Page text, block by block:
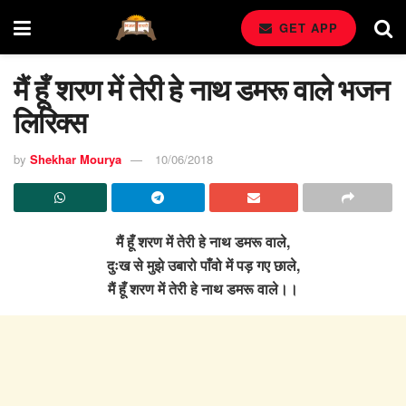
GET APP
मैं हूँ शरण में तेरी हे नाथ डमरू वाले भजन
लिरिक्स
by Shekhar Mourya 10/06/2018
मैं हूँ शरण में तेरी हे नाथ डमरू वाले,
दुःख से मुझे उबारो पाँवो में पड़ गए छाले,
मैं हूँ शरण में तेरी हे नाथ डमरू वाले।।